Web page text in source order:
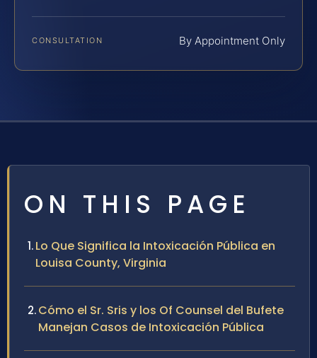
CONSULTATION By Appointment Only
ON THIS PAGE
Lo Que Significa la Intoxicación Pública en
Louisa County, Virginia
Cómo el Sr. Sris y los Of Counsel del Bufete
Manejan Casos de Intoxicación Pública